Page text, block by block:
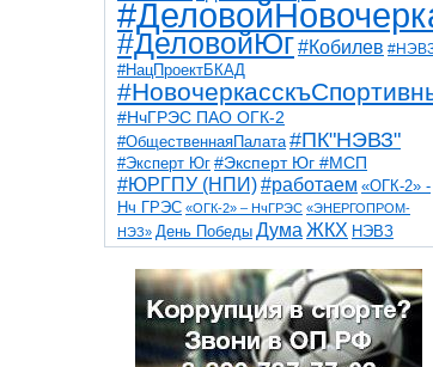
#ДеловойЮг#Кобилев
#НацПроектБКАД
#НчГРЭС ПАО ОГК-2
#ОбщественнаяПалата #ПК"НЭВЗ"
#Эксперт Юг #Эксперт Юг #МСП
#ЮРГПУ (НПИ)#работаем «ОГК-2» -
Нч ГРЭС «ОГК-2» – НчГРЭС «ЭНЕРГОПРОМ-
НЭЗ» День Победы Дума ЖКХ НЭВЗ
НчГРЭС ТНТ
благоустройствоветераны выборы
детидороги казаки коррупция космос
общественная палата парк пожар роща
спорт театр транспорт художники